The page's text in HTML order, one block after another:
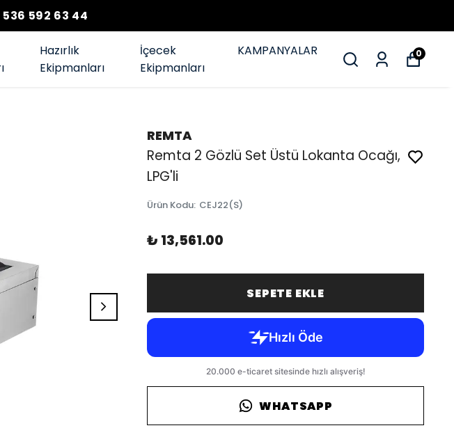
536 592 63 44
Hazırlık
Ekipmanları
İçecek
Ekipmanları
KAMPANYALAR 0
REMTA
Remta 2 Gözlü Set Üstü Lokanta Ocağı,
LPG'li
Ürün Kodu: CEJ22(S)
₺ 13,561.00
SEPETE EKLE
WHATSAPP